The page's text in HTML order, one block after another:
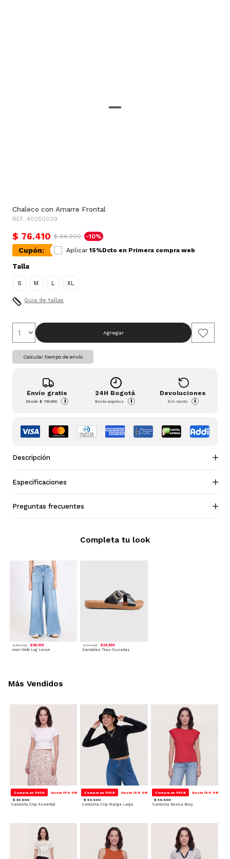
Chaleco con Amarre Frontal
REF. 40250029
$ 76.410 $ 84.900 -10%
Cupón: Aplicar 15%Dcto en Primera compra web
Talla
S M L XL
Guia de tallas
Agregar
Calcular tiempo de envío
Envío gratis
Desde$ 159.900 i
24H Bogotá
Envío express i
Devoluciones
Sin costo i
Descripción
Especificaciones
Preguntas frecuentes
$ 109.900 $ 98.910
Jean Wide Leg Loose
$ 49.900 $ 24.950
Sandalias Tiras Cruzadas
Completa tu look
Compra en PACK Hasta 15% Off
$ 39.900
Camiseta Crop Essential
Compra en PACK Hasta 15% Off
$ 44.900
Camiseta Crop Manga Larga
Compra en PACK Hasta 15% Off
$ 49.900
Camiseta Basica Boxy
Más Vendidos